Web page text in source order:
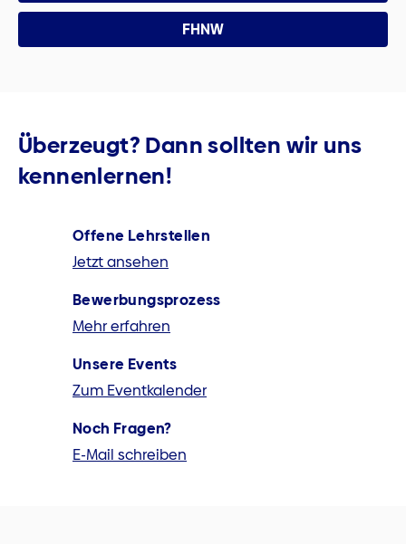
FHNW
Überzeugt? Dann sollten wir uns
kennenlernen!
Offene Lehrstellen
Jetzt ansehen
Bewerbungs­prozess
Mehr erfahren
Unsere Events
Zum Eventkalender
Noch Fragen?
E-Mail schreiben